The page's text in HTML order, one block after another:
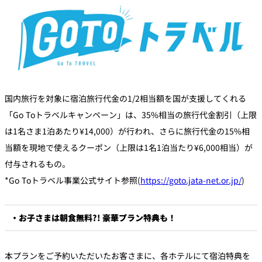
​国内旅行を対象に宿泊旅行代金の1/2相当額を国が支援してくれる
「Go Toトラベルキャンペーン」は、35%相当の旅行代金割引（上限
は1名さま1泊あたり¥14,000）が行われ、さらに旅行代金の15%相
当額を現地で使えるクーポン（上限は1名1泊当たり¥6,000相当）が
付与されるもの。
*Go Toトラベル事業公式サイト参照(https://goto.jata-net.or.jp/)
・お子さまは朝食無料?! 豪華プラン特典も！
本プランをご予約いただいたお客さまに、各ホテルにて宿泊特典を